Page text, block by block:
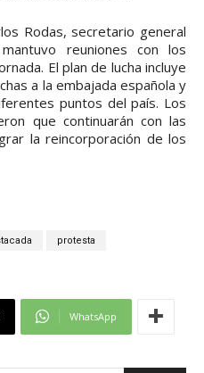
Rodas, secretario general
reuniones con los
El plan de lucha incluye
a la embajada española y
puntos del país. Los
que continuarán con las
la reincorporación de los
protesta
WhatsApp